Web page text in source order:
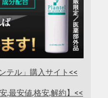
テル」購入サイト<<
,最安値,格安,解約】<<